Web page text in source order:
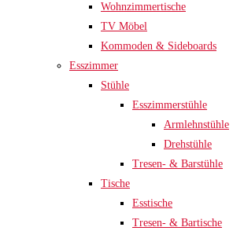
Wohnzimmertische
TV Möbel
Kommoden & Sideboards
Esszimmer
Stühle
Esszimmerstühle
Armlehnstühle
Drehstühle
Tresen- & Barstühle
Tische
Esstische
Tresen- & Bartische